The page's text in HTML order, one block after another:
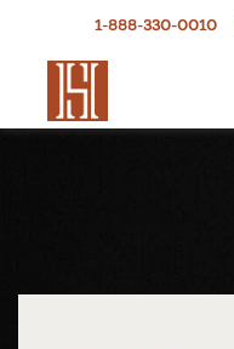
1-888-330-0010